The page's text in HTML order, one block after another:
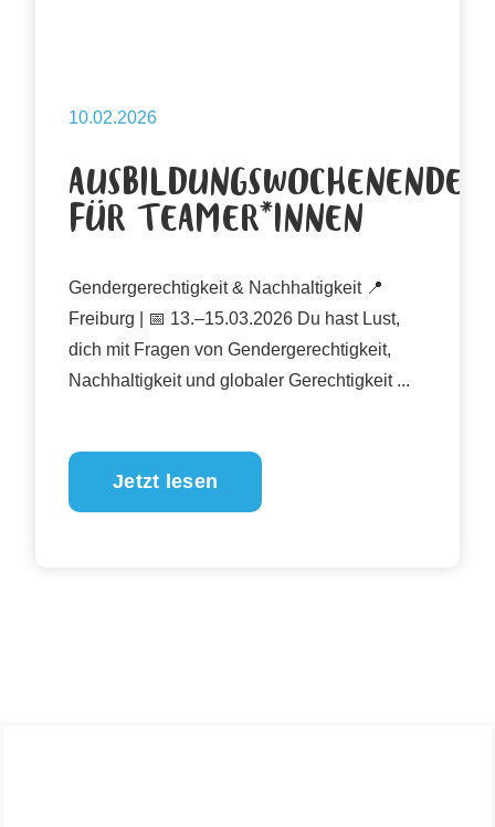
10.02.2026
AUSBILDUNGSWOCHENENDE
FÜR TEAMER*INNEN
Gendergerechtigkeit & Nachhaltigkeit 📍
Freiburg | 📅 13.–15.03.2026 Du hast Lust,
dich mit Fragen von Gendergerechtigkeit,
Nachhaltigkeit und globaler Gerechtigkeit ...
Jetzt lesen